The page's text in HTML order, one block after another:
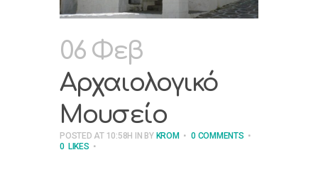
06 Φεβ
Αρχαιολογικό
Μουσείο
POSTED AT 10:58H IN BY KROM
0 COMMENTS
0 LIKES